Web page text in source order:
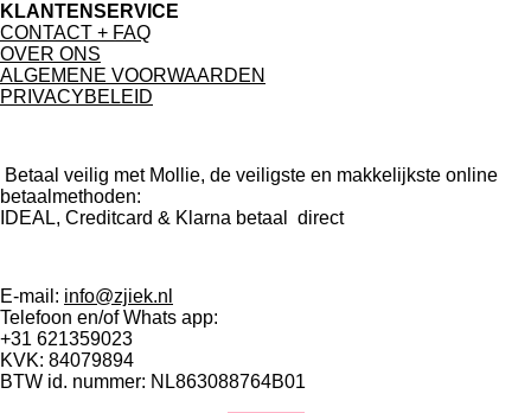
KLANTENSERVICE
CONTACT + FAQ
OVER ONS
ALGEMENE VOORWAARDEN
PRIVACYBELEID
Betaal veilig met Mollie, de veiligste en makkelijkste online
betaalmethoden:
IDEAL, Creditcard & Klarna betaal direct
E-mail: info@zjiek.nl
Telefoon en/of Whats app:
+31 621359023
KVK: 84079894
BTW id. nummer: NL863088764B01